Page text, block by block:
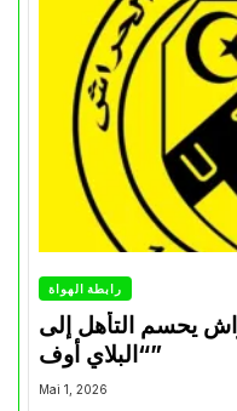
رابطة الهواة
يحسم التأهل إلى
“البلاي أوف”
Mai 1, 2026